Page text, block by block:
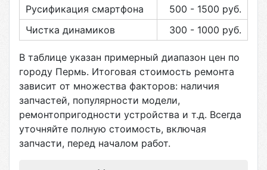
Русификация смартфона
500 - 1500 руб.
Чистка динамиков
300 - 1000 руб.
В таблице указан примерный диапазон цен по
городу Пермь. Итоговая стоимость ремонта
зависит от множества факторов: наличия
запчастей, популярности модели,
ремонтопригодности устройства и т.д. Всегда
уточняйте полную стоимость, включая
запчасти, перед началом работ.